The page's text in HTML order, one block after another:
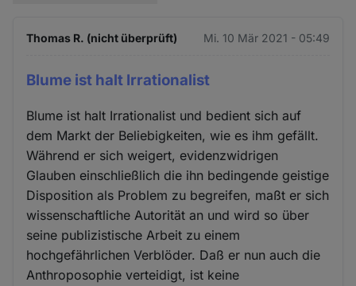
Thomas R. (nicht überprüft) Mi. 10 Mär 2021 - 05:49
Blume ist halt Irrationalist
Blume ist halt Irrationalist und bedient sich auf
dem Markt der Beliebigkeiten, wie es ihm gefällt.
Während er sich weigert, evidenzwidrigen
Glauben einschließlich die ihn bedingende geistige
Disposition als Problem zu begreifen, maßt er sich
wissenschaftliche Autorität an und wird so über
seine publizistische Arbeit zu einem
hochgefährlichen Verblöder. Daß er nun auch die
Anthroposophie verteidigt, ist keine